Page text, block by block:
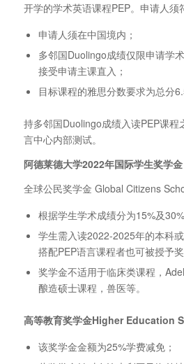
开学的学术英语课程PEP。申请人须
申请人须在中国境内；
多邻国Duolingo成绩仅限申请学
接受申请主课直入；
目标课程的雅思分数要求为总分
持多邻国Duolingo成绩入读PEP课程
言中心内部测试。
阿德莱德大学2022年国际学生奖学金
全球公民奖学金 Global Citizens
根据学生学术成绩分为15%及
学生需入读2022-2025年的本科或
搭配PEP语言课程者也可被授予奖
奖学金不适用于临床类课程，
酿造硕士课程，兽医等。
高等教育奖学金Higher Education
该奖学金金额为25%学费减免；